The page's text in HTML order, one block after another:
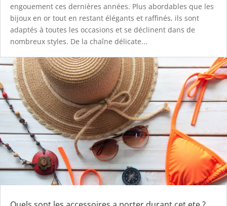
engouement ces dernières années. Plus abordables que les
bijoux en or tout en restant élégants et raffinés, ils sont
adaptés à toutes les occasions et se déclinent dans de
nombreux styles. De la chaîne délicate...